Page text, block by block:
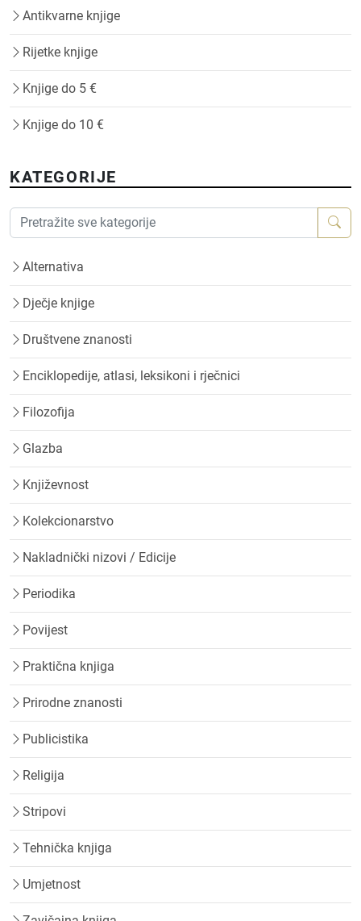
Antikvarne knjige
Rijetke knjige
Knjige do 5 €
Knjige do 10 €
KATEGORIJE
Alternativa
Dječje knjige
Društvene znanosti
Enciklopedije, atlasi, leksikoni i rječnici
Filozofija
Glazba
Književnost
Kolekcionarstvo
Nakladnički nizovi / Edicije
Periodika
Povijest
Praktična knjiga
Prirodne znanosti
Publicistika
Religija
Stripovi
Tehnička knjiga
Umjetnost